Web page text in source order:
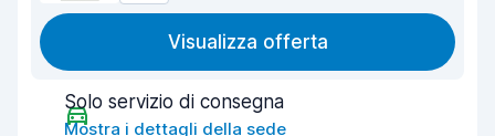
Visualizza offerta
Solo servizio di consegna
Mostra i dettagli della sede